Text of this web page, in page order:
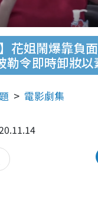
花姐鬧爆靠負
勒令即時卸妝
電影劇集